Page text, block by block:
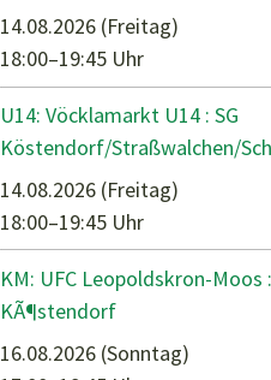
14.08.2026 (Freitag)
18:00–19:45 Uhr
U14: Vöcklamarkt U14 : SG
Köstendorf/Straßwalchen/
14.08.2026 (Freitag)
18:00–19:45 Uhr
KM: UFC Leopoldskron-Moos
KÃ¶stendorf
16.08.2026 (Sonntag)